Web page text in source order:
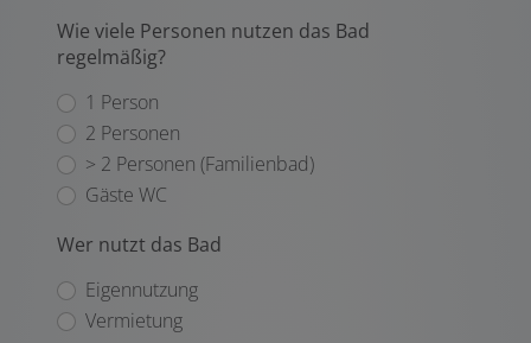
Wie viele Personen nutzen das Bad
regelmäßig?
1 Person
2 Personen
> 2 Personen (Familienbad)
Gäste WC
Wer nutzt das Bad
Eigennutzung
Vermietung